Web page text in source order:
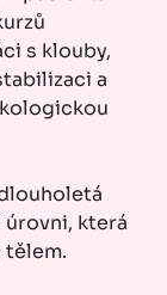
s klouby,
a
úrovni, která
tělem.